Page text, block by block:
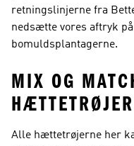
retningslinjerne fra
nedsætte vores aftryk
bomuldsplantagerne.
MIX OG
Alle hættetrøjerne her